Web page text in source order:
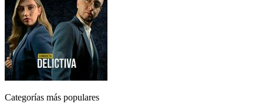
Categorías más populares